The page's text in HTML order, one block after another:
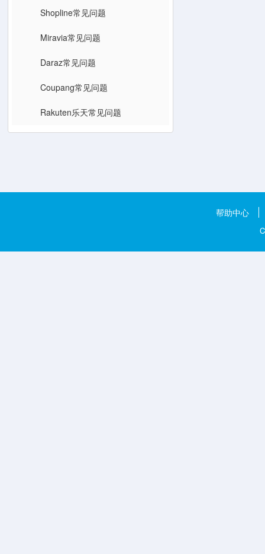
Shopline常见问题
Miravia常见问题
Daraz常见问题
Coupang常见问题
Rakuten乐天常见问题
帮助中心